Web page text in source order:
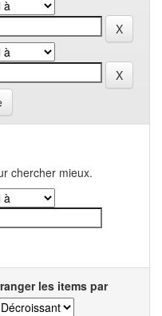
chercher mieux.
les items par